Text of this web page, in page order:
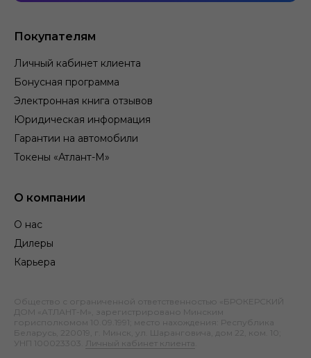
Покупателям
Личный кабинет клиента
Бонусная программа
Электронная книга отзывов
Юридическая информация
Гарантии на автомобили
Токены «Атлант-М»
О компании
О нас
Дилеры
Карьера
Общество с ограниченной ответственностью «БРОКЕРСКИЙ
ДОМ «АТЛАНТ-М», зарегистрировано Минским
горисполкомом 10.09.1991; место нахождения: Республика
Беларусь, 220019, г. Минск, ул. Шаранговича, дом 22, ком. 10;
УНП 100023303.
Личный кабинет клиента